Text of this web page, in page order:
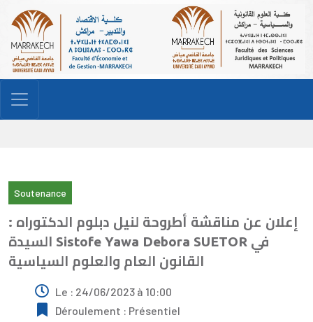
Soutenance
إعلان عن مناقشة أطروحة لنيل دبلوم الدكتوراه :
السيدة Sistofe Yawa Debora SUETOR في
القانون العام والعلوم السياسية
Le : 24/06/2023 à 10:00
Déroulement : Présentiel